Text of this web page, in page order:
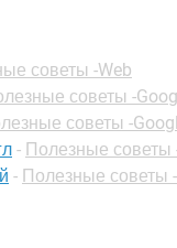
советы -Web
советы -
советы -
- Полезные советы
- Полезные советы